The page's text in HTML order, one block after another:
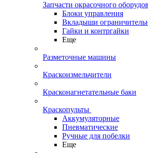
Запчасти окрасочного
Блоки управления
Вкладыши
Гайки и контргайки
Еще
Разметочные машины
Краскоизмельчители
Красконагнетательные баки
Краскопульты
Аккумуляторные
Пневматические
Ручные для побелки
Еще